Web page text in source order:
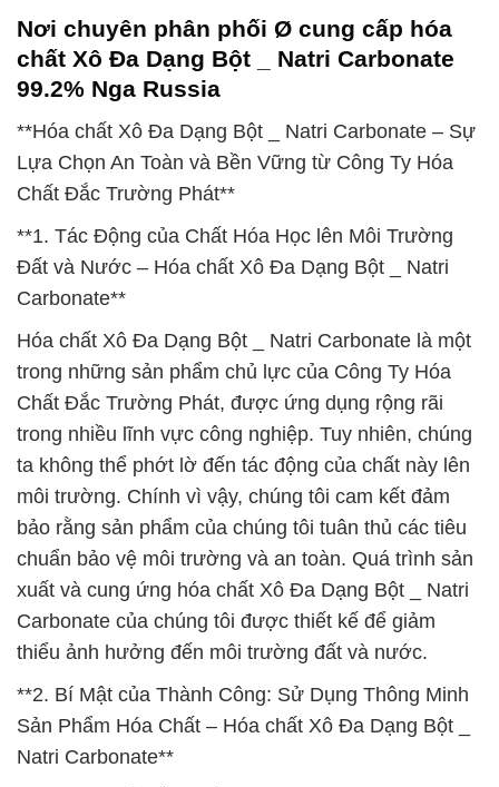
Nơi chuyên phân phối Ø cung cấp hóa
chất Xô Đa Dạng Bột _ Natri Carbonate
99.2% Nga Russia
**Hóa chất Xô Đa Dạng Bột _ Natri Carbonate – Sự
Lựa Chọn An Toàn và Bền Vững từ Công Ty Hóa
Chất Đắc Trường Phát**
**1. Tác Động của Chất Hóa Học lên Môi Trường
Đất và Nước – Hóa chất Xô Đa Dạng Bột _ Natri
Carbonate**
Hóa chất Xô Đa Dạng Bột _ Natri Carbonate là một
trong những sản phẩm chủ lực của Công Ty Hóa
Chất Đắc Trường Phát, được ứng dụng rộng rãi
trong nhiều lĩnh vực công nghiệp. Tuy nhiên, chúng
ta không thể phớt lờ đến tác động của chất này lên
môi trường. Chính vì vậy, chúng tôi cam kết đảm
bảo rằng sản phẩm của chúng tôi tuân thủ các tiêu
chuẩn bảo vệ môi trường và an toàn. Quá trình sản
xuất và cung ứng hóa chất Xô Đa Dạng Bột _ Natri
Carbonate của chúng tôi được thiết kế để giảm
thiểu ảnh hưởng đến môi trường đất và nước.
**2. Bí Mật của Thành Công: Sử Dụng Thông Minh
Sản Phẩm Hóa Chất – Hóa chất Xô Đa Dạng Bột _
Natri Carbonate**